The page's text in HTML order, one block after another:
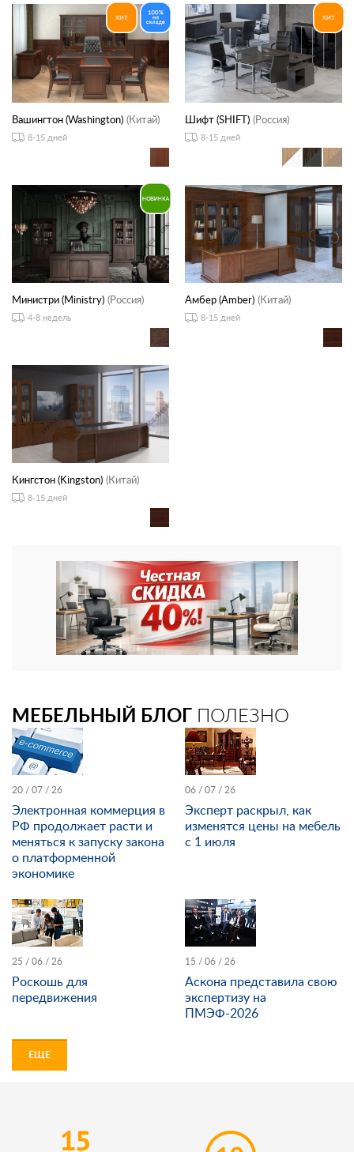
Вашингтон (Washington) (Китай)
8-15 дней
Шифт (SHIFT) (Россия)
8-15 дней
Министри (Ministry) (Россия)
4-8 недель
Амбер (Amber) (Китай)
8-15 дней
Кингстон (Kingston) (Китай)
8-15 дней
МЕБЕЛЬНЫЙ БЛОГ ПОЛЕЗНО
20 / 07 / 26
Электронная коммерция в
РФ продолжает расти и
меняться к запуску закона
о платформенной
экономике
06 / 07 / 26
Эксперт раскрыл, как
изменятся цены на мебель
с 1 июля
25 / 06 / 26
Роскошь для
передвижения
15 / 06 / 26
Аскона представила свою
экспертизу на
ПМЭФ-2026
ЕЩЕ